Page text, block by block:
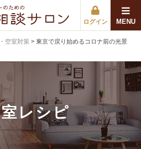
ログイン MENU
空室対策 > 東京で戻り始めるコロナ前の光景
レシピ